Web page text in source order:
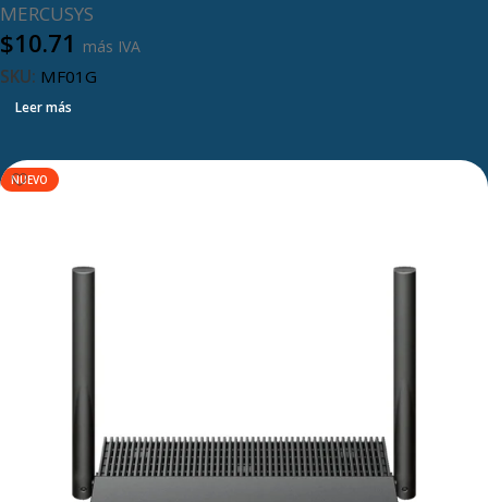
MERCUSYS
$10.71 más IVA
SKU: MF01G
Leer más
NUEVO